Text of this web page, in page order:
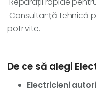
Consultanță tehnică
potrivite.
De ce să alegi
Electricieni